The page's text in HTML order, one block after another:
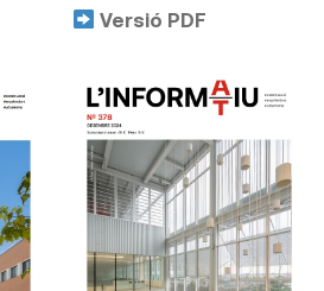
Versió PDF